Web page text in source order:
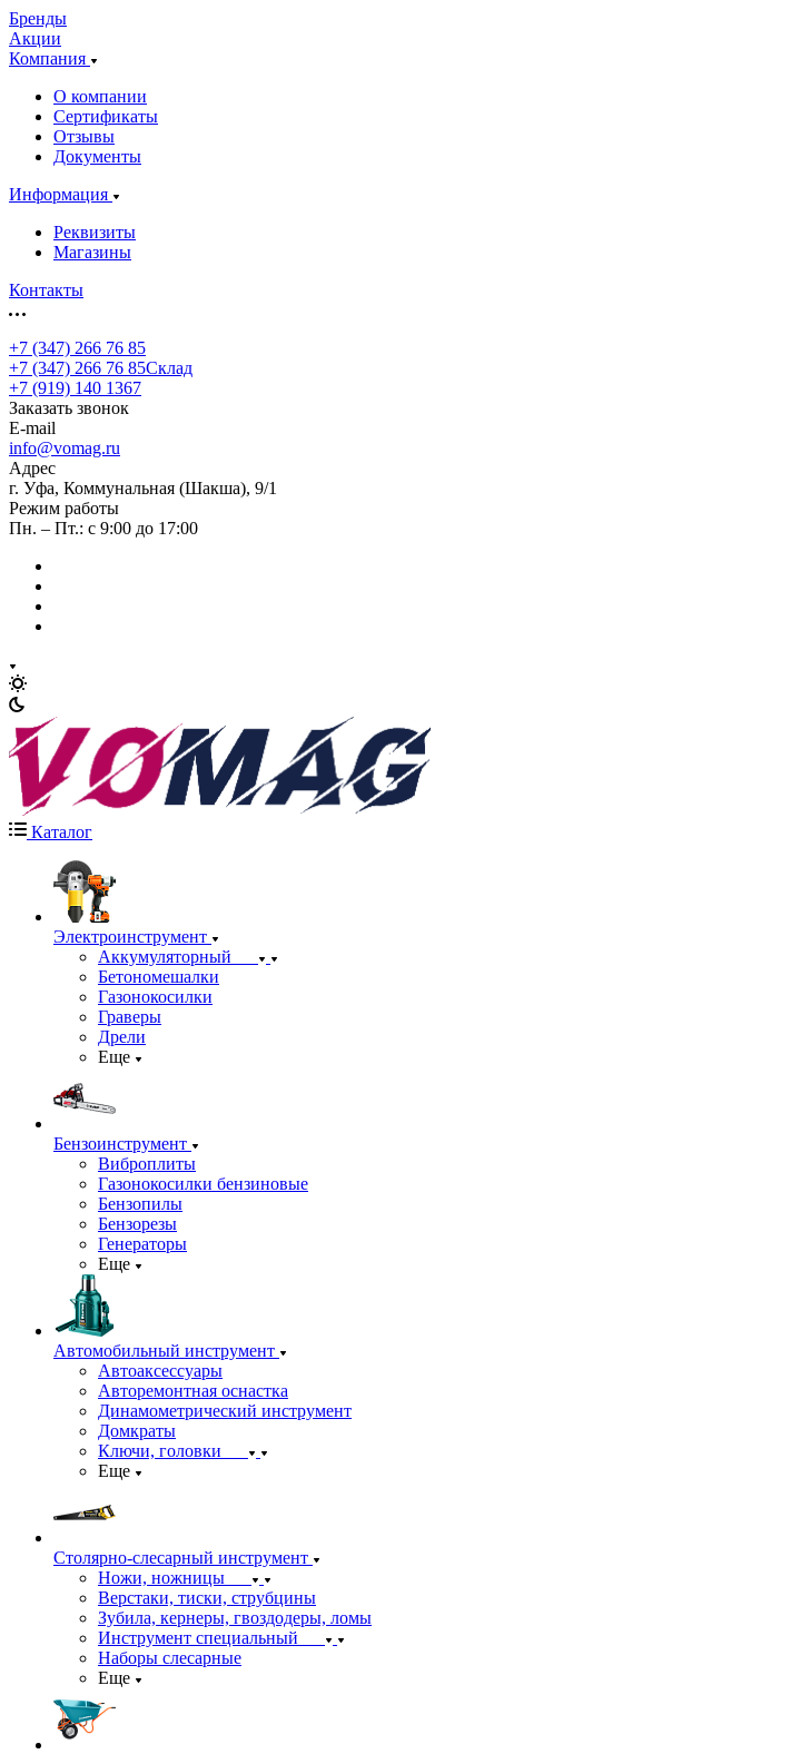
Бренды
Акции
Компания
О компании
Сертификаты
Отзывы
Документы
Информация
Реквизиты
Магазины
Контакты
+7 (347) 266 76 85
+7 (347) 266 76 85Склад
+7 (919) 140 1367
Заказать звонок
E-mail
info@vomag.ru
Адрес
г. Уфа, Коммунальная (Шакша), 9/1
Режим работы
Пн. – Пт.: с 9:00 до 17:00
Каталог
Электроинструмент
Аккумуляторный
Бетономешалки
Газонокосилки
Граверы
Дрели
Еще
Бензоинструмент
Виброплиты
Газонокосилки бензиновые
Бензопилы
Бензорезы
Генераторы
Еще
Автомобильный инструмент
Автоаксессуары
Авторемонтная оснастка
Динамометрический инструмент
Домкраты
Ключи, головки
Еще
Столярно-слесарный инструмент
Ножи, ножницы
Верстаки, тиски, струбцины
Зубила, кернеры, гвоздодеры, ломы
Инструмент специальный
Наборы слесарные
Еще